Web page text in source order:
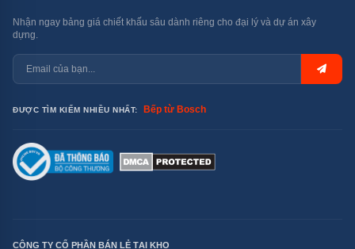
Nhận ngay bảng giá chiết khấu sâu dành riêng cho đại lý và dự án xây
dựng.
ĐƯỢC TÌM KIẾM NHIỀU NHẤT: Bếp từ Bosch
CÔNG TY CỔ PHẦN BÁN LẺ TẠI KHO